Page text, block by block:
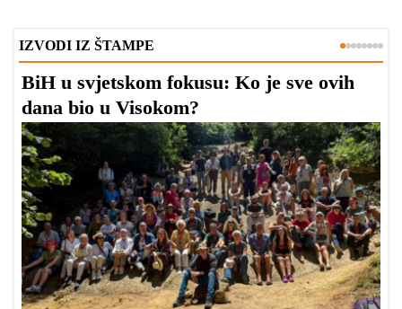
IZVODI IZ ŠTAMPE
BiH u svjetskom fokusu: Ko je sve ovih
dana bio u Visokom?